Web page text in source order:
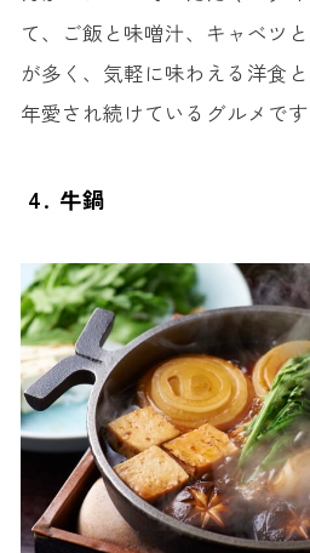
て、ご飯と味噌汁、キャベツ
が多く、気軽に味わえる洋食
年愛され続けているグルメです
4. 牛鍋